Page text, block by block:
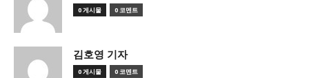
0 게시물 0 코멘트
김호영 기자
0 게시물 0 코멘트